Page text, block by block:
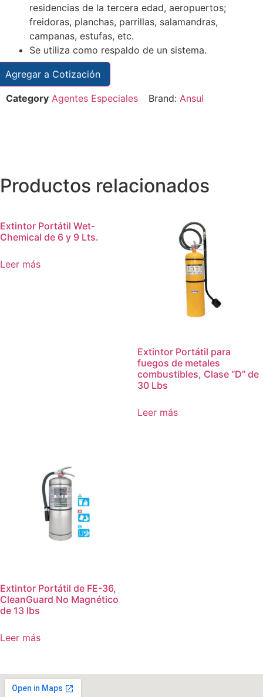
residencias de la tercera edad, aeropuertos;
freidoras, planchas, parrillas, salamandras,
campanas, estufas, etc.
Se utiliza como respaldo de un sistema.
Agregar a Cotización
Category Agentes Especiales Brand: Ansul
Productos relacionados
Extintor Portátil Wet-
Chemical de 6 y 9 Lts.
Leer más
Extintor Portátil para
fuegos de metales
combustibles, Clase “D” de
30 Lbs
Leer más
Extintor Portátil de FE-36,
CleanGuard No Magnético
de 13 lbs
Leer más